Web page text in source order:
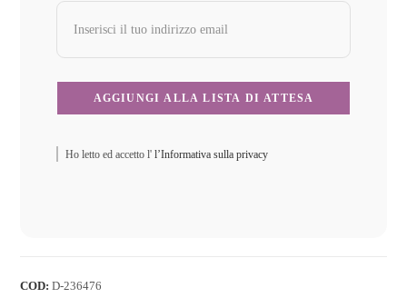
Ho letto ed accetto l' l’Informativa sulla privacy
COD:D-236476